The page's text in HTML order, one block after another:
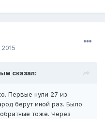
сказал:
Первые нули 27 из
берут иной раз. Было
тоже. Через